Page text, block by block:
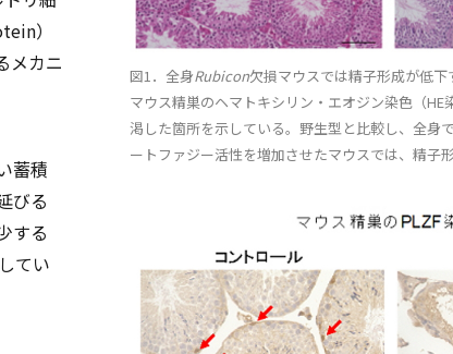
）
メカニ
蓄積
びる
する
てい
図1．全身Rubicon欠損マウスでは精子形成が低下
マウス精巣のヘマトキシリン・エオジン染色（HE
渇した箇所を示している。野生型と比較し、全身で
ートファジー活性を増加させたマウスでは、精子